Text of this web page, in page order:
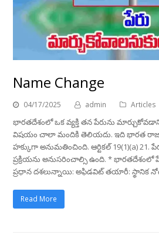
Name Change
04/17/2025 admin Articles
భారతదేశంలో ఒక వ్యక్తి తన పేరును
విషయం చాలా మందికి తెలియదు. ఇది భారత
హక్కుగా అనుమతించింది. ఆర్టికల్ 19(1)(a) 21.
ప్రక్రియను అనుసరించాల్సి ఉంది. *
ప్రధాన దశలున్నాయి: అఫిడవిట్ తయారీ: స్థానిక
Read More